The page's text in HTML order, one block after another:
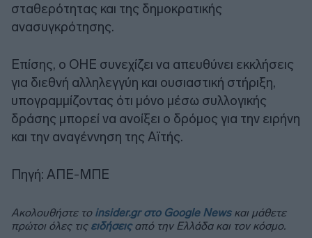
σταθερότητας και της δημοκρατικής
ανασυγκρότησης.
Επίσης, ο ΟΗΕ συνεχίζει να απευθύνει εκκλήσεις
για διεθνή αλληλεγγύη και ουσιαστική στήριξη,
υπογραμμίζοντας ότι μόνο μέσω συλλογικής
δράσης μπορεί να ανοίξει ο δρόμος για την ειρήνη
και την αναγέννηση της Αϊτής.
Πηγή: ΑΠΕ-ΜΠΕ
Ακολουθήστε το insider.gr στο Google Newsκαι μάθετε
πρώτοι όλες τις ειδήσειςαπό την Ελλάδα και τον κόσμο.